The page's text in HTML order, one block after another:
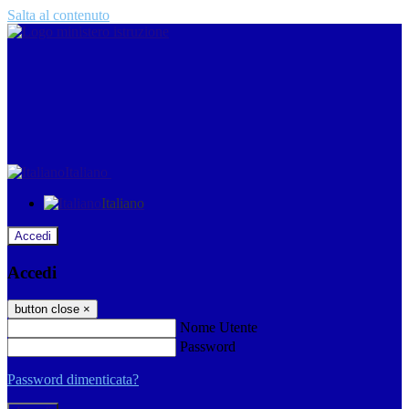
Salta al contenuto
Italiano
Italiano
Accedi
Accedi
button close ×
Nome Utente
Password
Password dimenticata?